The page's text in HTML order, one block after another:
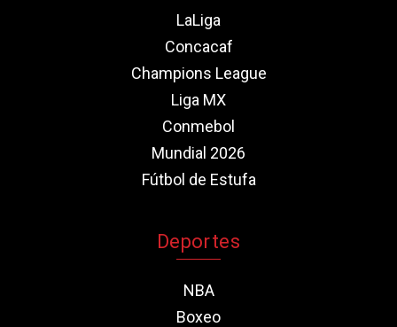
LaLiga
Concacaf
Champions League
Liga MX
Conmebol
Mundial 2026
Fútbol de Estufa
Deportes
NBA
Boxeo